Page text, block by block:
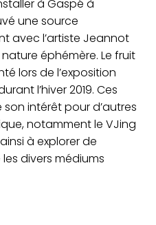
à Gaspé à
une source
avec l’artiste Jeannot
éphémère. Le fruit
lors de l’exposition
l’hiver 2019. Ces
intérêt pour d’autres
notamment le VJing
à explorer de
divers médiums